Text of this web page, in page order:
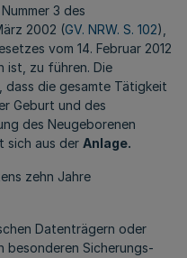
3 des
2002 (GV. NRW. S. 102),
vom 14. Februar 2012
ist, zu führen. Die
die gesamte Tätigkeit
Geburt und des
des Neugeborenen
sich aus der Anlage.
zehn Jahre
Datenträgern oder
besonderen Sicherungs-